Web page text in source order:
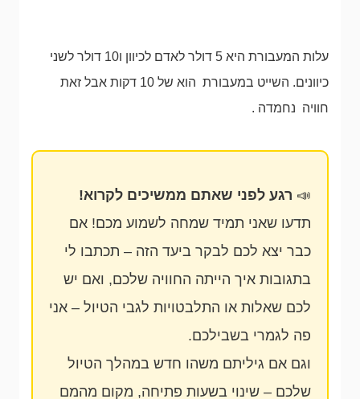
עלות המעבורת היא 5 דולר לאדם לכיוון ו10 דולר לשני
כיוונים. השייט במעבורת הוא של 10 דקות אבל זאת
חוויה נחמדה .
📣 רגע לפני שאתם ממשיכים לקרוא!
תדעו שאני תמיד שמחה לשמוע מכם! אם
כבר יצא לכם לבקר ביעד הזה – תכתבו לי
בתגובות איך הייתה החוויה שלכם, ואם יש
לכם שאלות או התלבטויות לגבי הטיול – אני
פה לגמרי בשבילכם.
וגם אם גיליתם משהו חדש במהלך הטיול
שלכם – שינוי בשעות פתיחה, מקום מהמם